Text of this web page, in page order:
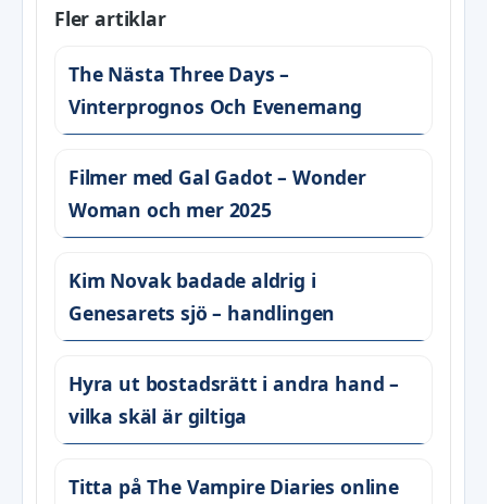
Fler artiklar
The Nästa Three Days –
Vinterprognos Och Evenemang
Filmer med Gal Gadot – Wonder
Woman och mer 2025
Kim Novak badade aldrig i
Genesarets sjö – handlingen
Hyra ut bostadsrätt i andra hand –
vilka skäl är giltiga
Titta på The Vampire Diaries online